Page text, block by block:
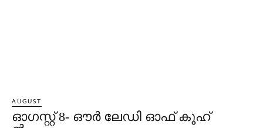
AUGUST
ഓഗസ്റ്റ് 8- ഔര്‍ ലേഡി ഓഫ് കൂഹ്